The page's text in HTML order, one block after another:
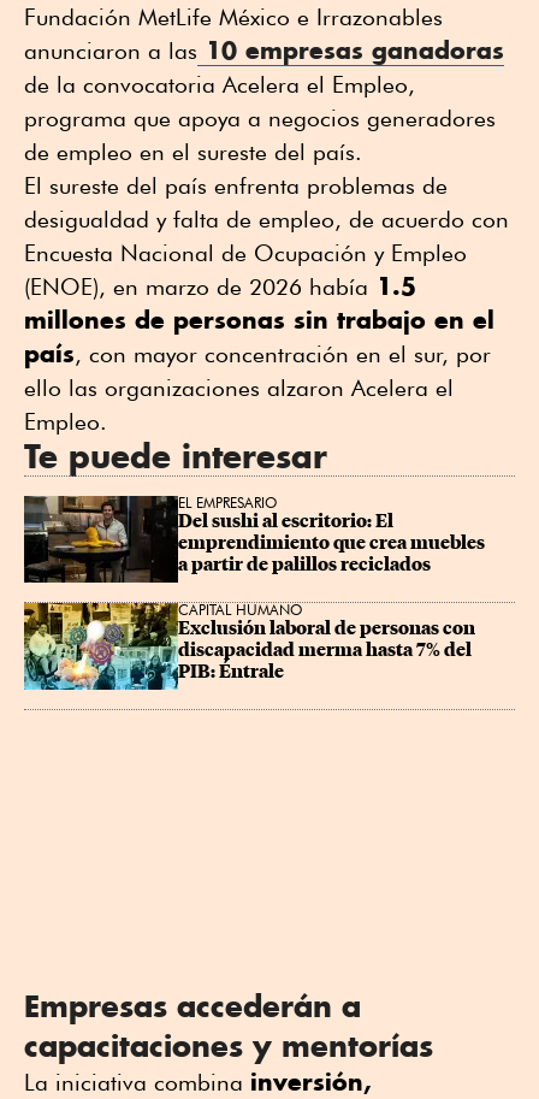
Fundación MetLife México e Irrazonables
anunciaron a las 10 empresas ganadoras
de la convocatoria Acelera el Empleo,
programa que apoya a negocios generadores
de empleo en el sureste del país.
El sureste del país enfrenta problemas de
desigualdad y falta de empleo, de acuerdo con
Encuesta Nacional de Ocupación y Empleo
(ENOE), en marzo de 2026 había 1.5
millones de personas sin trabajo en el
país, con mayor concentración en el sur, por
ello las organizaciones alzaron Acelera el
Empleo.
Te puede interesar
EL EMPRESARIO
Del sushi al escritorio: El
emprendimiento que crea muebles
a partir de palillos reciclados
CAPITAL HUMANO
Exclusión laboral de personas con
discapacidad merma hasta 7% del
PIB: Éntrale
Empresas accederán a
capacitaciones y mentorías
La iniciativa combina inversión,